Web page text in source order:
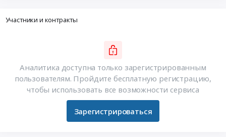
Участники и контракты
Аналитика доступна только зарегистрированным
пользователям. Пройдите бесплатную регистрацию,
чтобы использовать все возможности сервиса
Зарегистрироваться